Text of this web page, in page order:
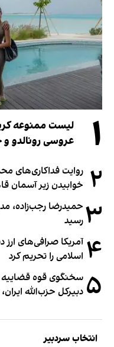
۱
عروسی رونالدو و
۲ خوابیدن زیر آسمان
۳ حمیدرضا رجب‌زاده،
رسید
۴ آمریکا صرافی‌های
اسلامی را تحریم کرد
۵ سخنگوی قوه قضاییه
دبیر‌کل حزب‌الله
انتخاب سردبیر